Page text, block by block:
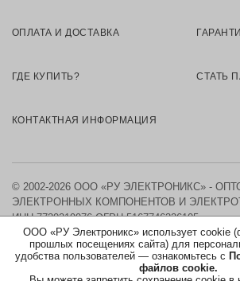
ООО «РУ Электроникс» использует cookie
прошлых посещениях сайта) для
удобства пользователей — ознакомьтесь с
файлов cookie.
ОПЛАТА И ДОСТАВКА
ГДЕ КУПИТЬ? СТАТЬ
КОНТАКТНАЯ ИНФОРМАЦИЯ
© 2002-2026 ООО «РУ ЭЛЕКТРОНИКС» -
ЭЛЕКТРОННЫХ КОМПОНЕНТОВ И
ИНН 7730219976 ОГРН 5167746326105
КАРТА САЙТА